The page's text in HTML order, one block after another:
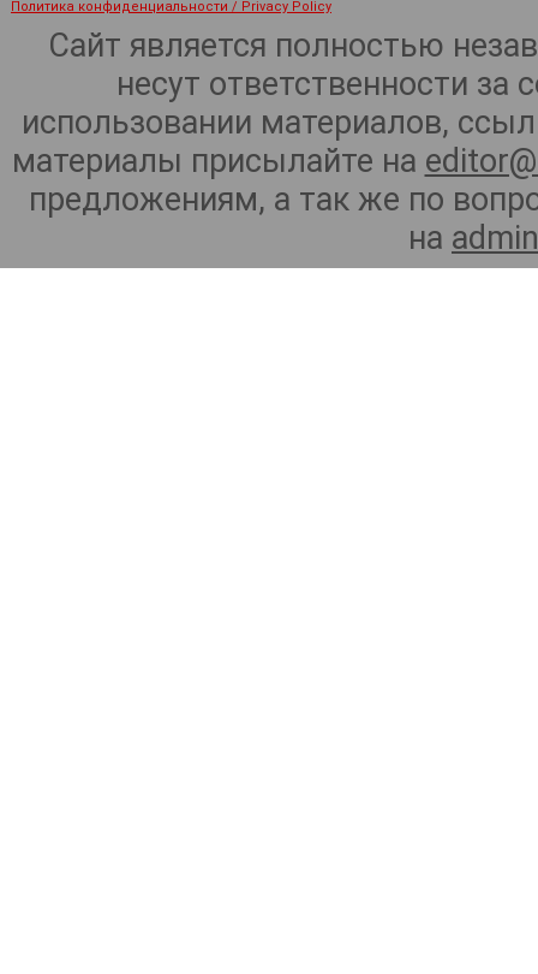
Политика конфиденциальности / Privacy Policy
Сайт является полностью
несут ответственности
использовании материалов,
материалы присылайте на
предложениям, а так же по
на